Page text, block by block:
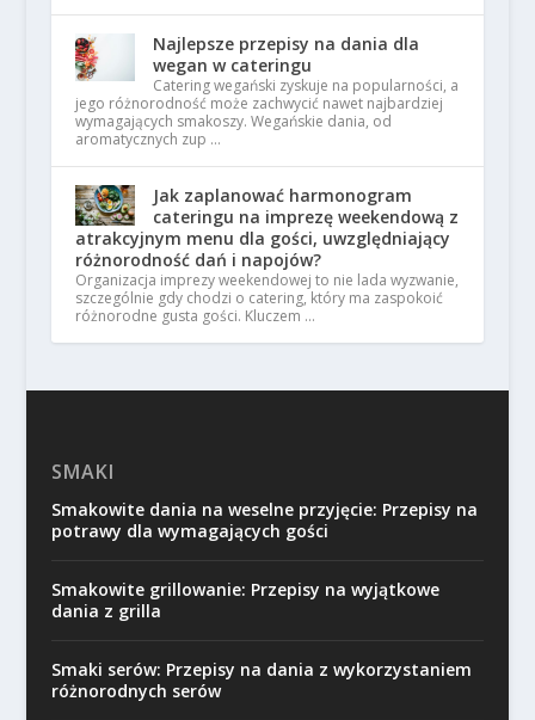
Najlepsze przepisy na dania dla
wegan w cateringu
Catering wegański zyskuje na popularności, a
jego różnorodność może zachwycić nawet najbardziej
wymagających smakoszy. Wegańskie dania, od
aromatycznych zup …
Jak zaplanować harmonogram
cateringu na imprezę weekendową z
atrakcyjnym menu dla gości, uwzględniający
różnorodność dań i napojów?
Organizacja imprezy weekendowej to nie lada wyzwanie,
szczególnie gdy chodzi o catering, który ma zaspokoić
różnorodne gusta gości. Kluczem …
SMAKI
Smakowite dania na weselne przyjęcie: Przepisy na
potrawy dla wymagających gości
Smakowite grillowanie: Przepisy na wyjątkowe
dania z grilla
Smaki serów: Przepisy na dania z wykorzystaniem
różnorodnych serów